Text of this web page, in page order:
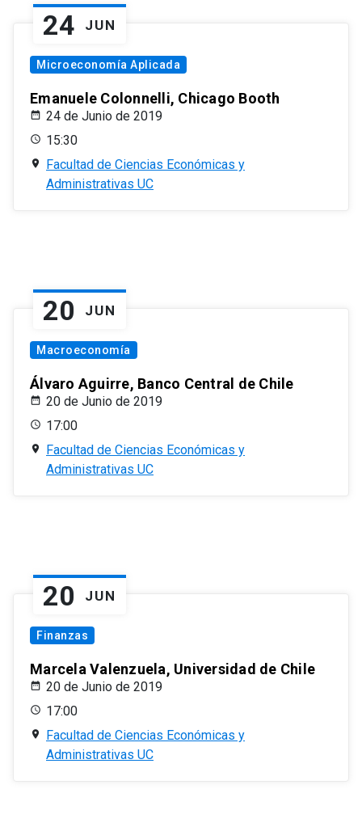
24 JUN
Microeconomía Aplicada
Emanuele Colonnelli, Chicago Booth
24 de Junio de 2019
15:30
Facultad de Ciencias Económicas y
Administrativas UC
20 JUN
Macroeconomía
Álvaro Aguirre, Banco Central de Chile
20 de Junio de 2019
17:00
Facultad de Ciencias Económicas y
Administrativas UC
20 JUN
Finanzas
Marcela Valenzuela, Universidad de Chile
20 de Junio de 2019
17:00
Facultad de Ciencias Económicas y
Administrativas UC